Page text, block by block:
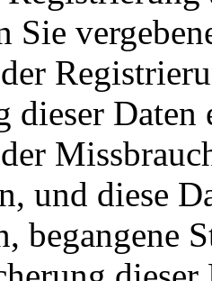
Sie
dieser
und diese
begangene